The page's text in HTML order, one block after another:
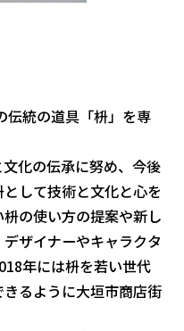
伝統の道具「枡」を専
文化の伝承に努め、今後
して技術と文化と心を
の使い方の提案や新し
ザイナーやキャラクタ
年には枡を若い世代
るように大垣市商店街